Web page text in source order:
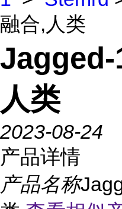
融合,人类
Jagged-
人类
2023-08-24
产品详情
产品名称